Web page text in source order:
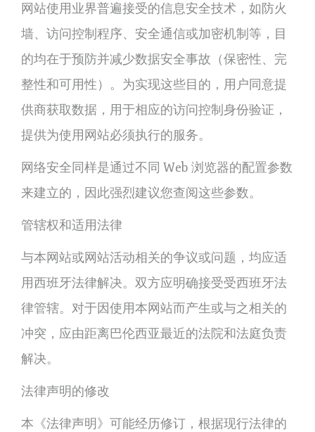
网站使用业界普遍接受的信息安全技术，如防火
墙、访问控制程序、安全通信或加密机制等，目
的均在于预防并减少数据安全事故（保密性、完
整性和可用性）。为实现这些目的，用户同意提
供商获取数据，用于相应的访问控制身份验证，
提供为使用网站必须执行的服务。
网络安全同样是通过不同 Web 浏览器的配置参数
来建立的，因此强烈建议您查阅这些参数。
管辖权和适用法律
与本网站或网站活动相关的争议或问题，均应适
用西班牙法律解决。双方应明确接受受西班牙法
律管辖。对于因使用本网站而产生或与之相关的
冲突，应由距离巴伦西亚最近的法院和法庭负责
解决。
法律声明的修改
本《法律声明》可能经历修订，根据现行法律的